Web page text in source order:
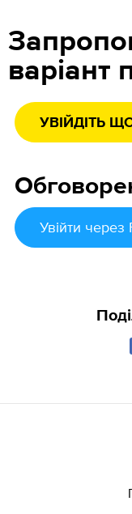
варіант
УВІЙДІТЬ
Увійти через